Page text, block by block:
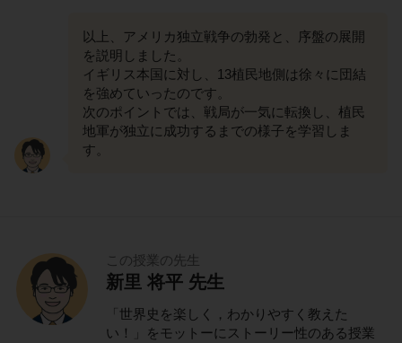
以上、アメリカ独立戦争の勃発と、序盤の展開
を説明しました。
イギリス本国に対し、13植民地側は徐々に団結
を強めていったのです。
次のポイントでは、戦局が一気に転換し、植民
地軍が独立に成功するまでの様子を学習しま
す。
この授業の先生
新里 将平 先生
「世界史を楽しく，わかりやすく教えた
い！」をモットーにストーリー性のある授業